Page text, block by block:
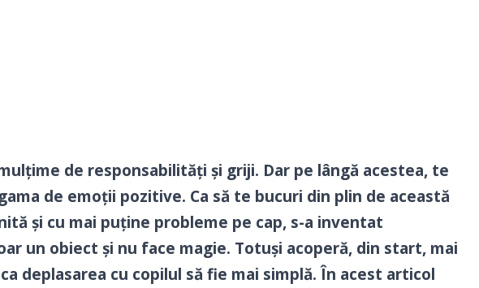
de responsabilități și griji. Dar pe lângă acestea, te
de emoții pozitive. Ca să te bucuri din plin de această
și cu mai puține probleme pe cap, s-a inventat
un obiect și nu face magie. Totuși acoperă, din start, mai
deplasarea cu copilul să fie mai simplă. În acest articol